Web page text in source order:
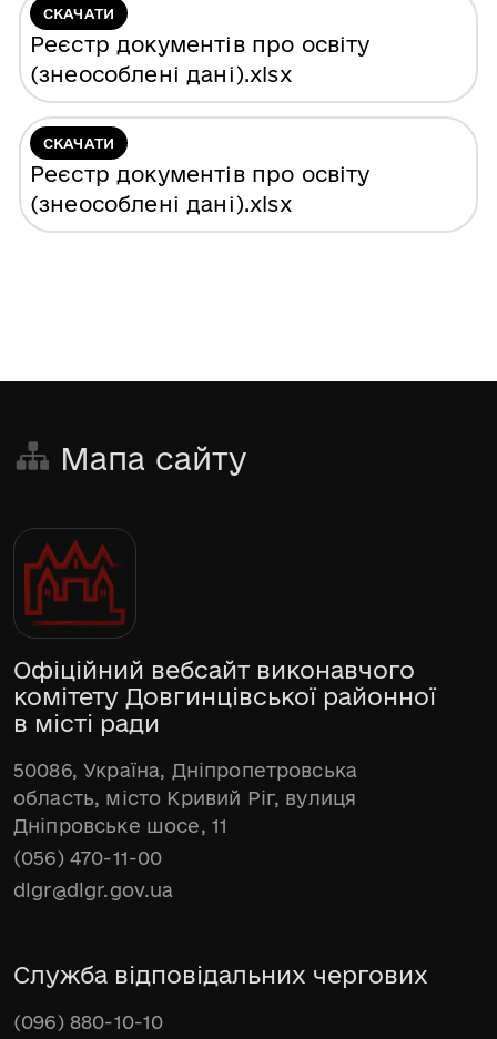
СКАЧАТИ
Реєстр документів про освіту
(знеособлені дані).xlsx
СКАЧАТИ
Реєстр документів про освіту
(знеособлені дані).xlsx
Мапа сайту
Офіційний вебсайт виконавчого
комітету Довгинцівської районної
в місті ради
50086, Україна, Дніпропетровська
область, місто Кривий Ріг, вулиця
Дніпровське шосе, 11
(056) 470-11-00
dlgr@dlgr.gov.ua
Служба відповідальних чергових
(096) 880-10-10